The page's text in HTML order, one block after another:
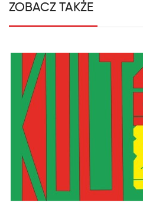
ZOBACZ TAKŻE